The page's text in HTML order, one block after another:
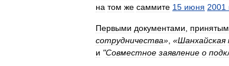
на том же саммите 15 июня 2001
Первыми документами
сотрудничества» «Шанхайская
и "Совместное заявление о